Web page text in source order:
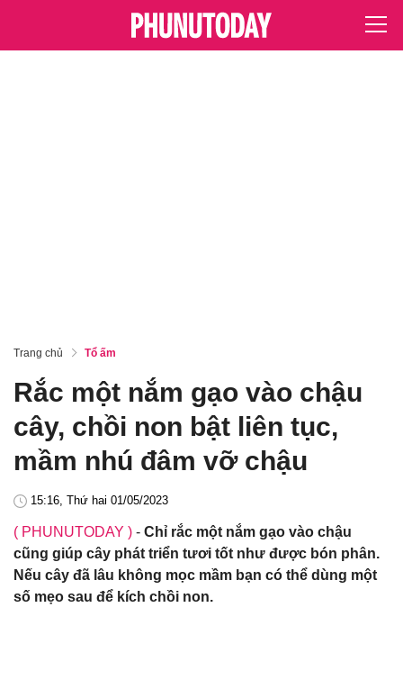
Trang chủ Tổ ấm
Rắc một nắm gạo vào chậu
cây, chồi non bật liên tục,
mầm nhú đâm vỡ chậu
15:16, Thứ hai 01/05/2023
( PHUNUTODAY ) - Chỉ rắc một nắm gạo vào chậu
cũng giúp cây phát triển tươi tốt như được bón phân.
Nếu cây đã lâu không mọc mầm bạn có thể dùng một
số mẹo sau để kích chồi non.